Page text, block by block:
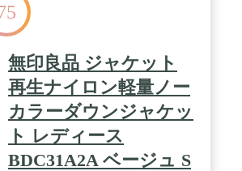
無印良品 ジャケット
再生ナイロン軽量ノー
カラーダウンジャケッ
ト レディース
BDC31A2A ベージュ S